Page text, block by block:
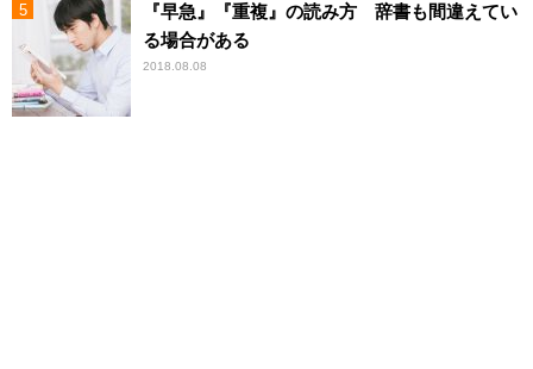
『早急』『重複』の読み方 辞書も間違えてい
る場合がある
2018.08.08